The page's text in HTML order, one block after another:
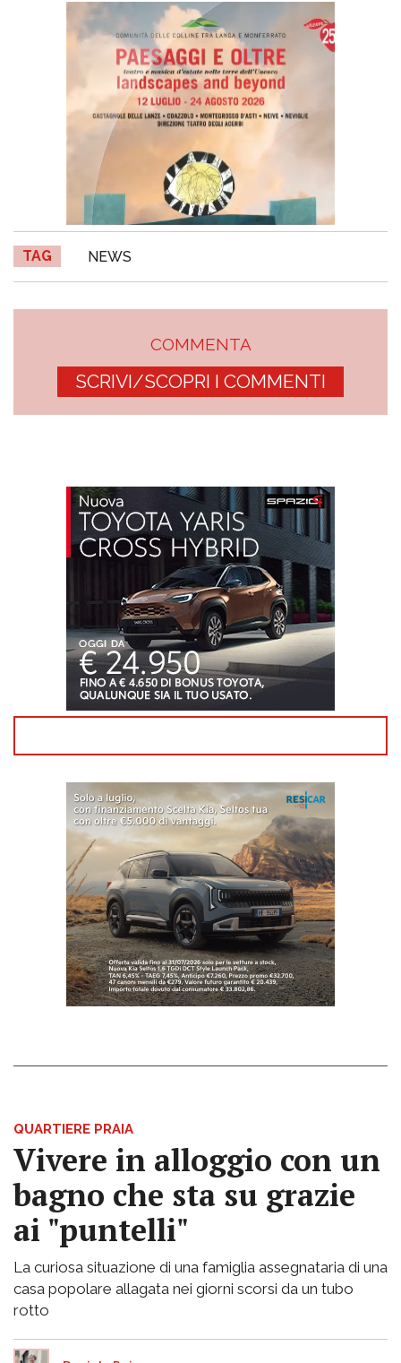
TAG NEWS
COMMENTA
SCRIVI/SCOPRI I COMMENTI
QUARTIERE PRAIA
Vivere in alloggio con un
bagno che sta su grazie
ai "puntelli"
La curiosa situazione di una famiglia assegnataria di una
casa popolare allagata nei giorni scorsi da un tubo
rotto